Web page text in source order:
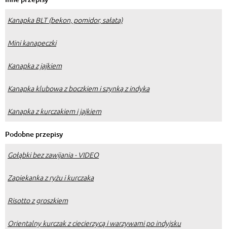
Kanapka BLT (bekon, pomidor, sałata)
Mini kanapeczki
Kanapka z jajkiem
Kanapka klubowa z boczkiem i szynką z indyka
Kanapka z kurczakiem i jajkiem
Podobne przepisy
Gołąbki bez zawijania - VIDEO
Zapiekanka z ryżu i kurczaka
Risotto z groszkiem
Orientalny kurczak z ciecierzycą i warzywami po indyjsku